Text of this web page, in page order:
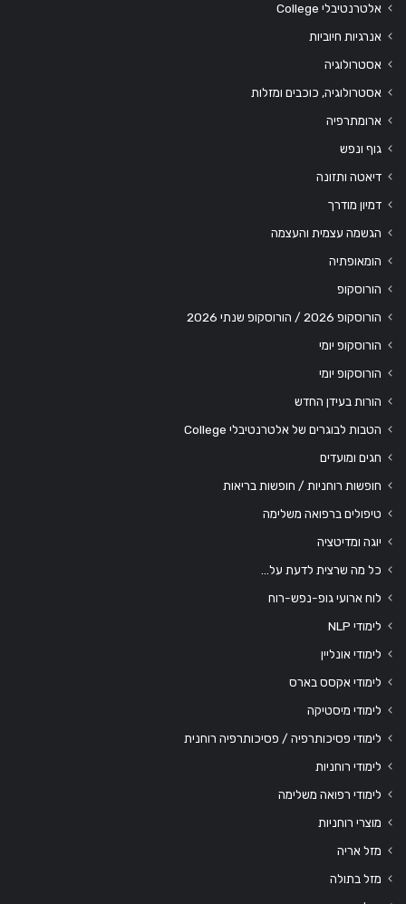
אלטרנטיבלי College
אנרגיות חיוביות
אסטרולוגיה
אסטרולוגיה, כוכבים ומזלות
ארומתרפיה
גוף ונפש
דיאטה ותזונה
דמיון מודרך
הגשמה עצמית והעצמה
הומאופתיה
הורוסקופ
הורוסקופ 2026 / הורוסקופ שנתי 2026
הורוסקופ יומי
הורוסקופ יומי
הורות בעידן החדש
הטבות לבוגרים של אלטרנטיבלי College
חגים ומועדים
חופשות רוחניות / חופשות בריאות
טיפולים ברפואה משלימה
יוגה ומדיטציה
כל מה שרצית לדעת על…
לוח ארועי גופ-נפש-רוח
לימודי NLP
לימודי אונליין
לימודי אקסס בארס
לימודי מיסטיקה
לימודי פסיכותרפיה / פסיכותרפיה רוחנית
לימודי רוחניות
לימודי רפואה משלימה
מוצרי רוחניות
מזל אריה
מזל בתולה